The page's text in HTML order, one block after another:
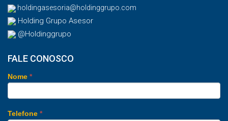
holdingasesoria@holdinggrupo.com
Holding Grupo Asesor
@Holdinggrupo
FALE CONOSCO
Nome *
Telefone *